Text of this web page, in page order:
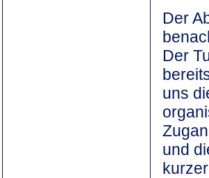
Der
Der
uns
und